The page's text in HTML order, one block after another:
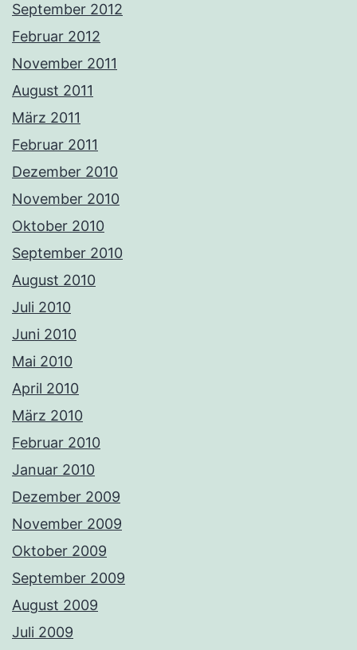
September 2012
Februar 2012
November 2011
August 2011
März 2011
Februar 2011
Dezember 2010
November 2010
Oktober 2010
September 2010
August 2010
Juli 2010
Juni 2010
Mai 2010
April 2010
März 2010
Februar 2010
Januar 2010
Dezember 2009
November 2009
Oktober 2009
September 2009
August 2009
Juli 2009